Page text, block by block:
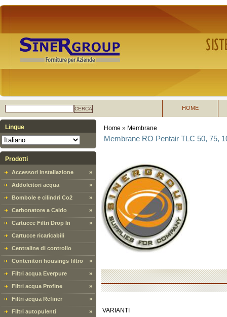
CERCA HOME
Lingue
Prodotti
Accessori installazione »
Addolcitori acqua »
Bombole e cilindri Co2 »
Carbonatore a Caldo »
Cartucce Filtri Drop In »
Cartucce ricaricabili
Centraline di controllo
Contenitori housings filtro »
Filtri acqua Everpure »
Filtri acqua Profine »
Filtri acqua Refiner »
Filtri autopulenti »
Home » Membrane
Membrane RO Pentair TLC 50, 75,
VARIANTI